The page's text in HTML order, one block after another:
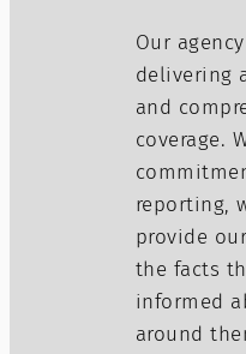
Our
delivering
and
coverage.
reporting,
provide
the facts
informed
around